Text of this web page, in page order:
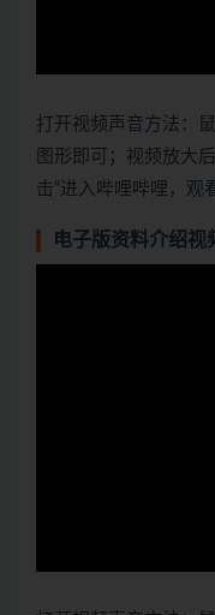
打开视频声音方法：
图形即可；视频放大
击“进入哔哩哔哩，观
电子版资料介绍视